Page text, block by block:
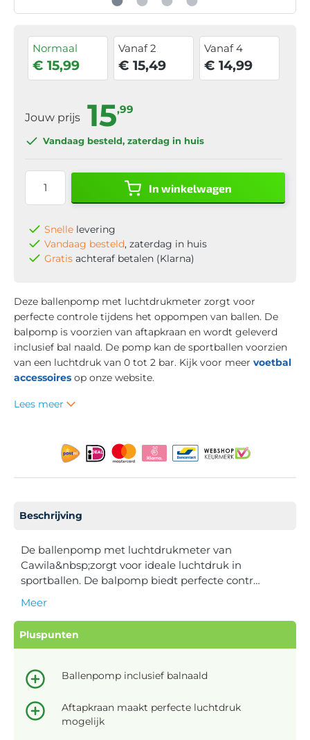
Normaal
€ 15,99
Vanaf 2
€ 15,49
Vanaf 4
€ 14,99
Jouw prijs 15,99
Vandaag besteld, zaterdag in huis
In winkelwagen
Snelle levering
Vandaag besteld, zaterdag in huis
Gratis achteraf betalen (Klarna)
Deze ballenpomp met luchtdrukmeter zorgt voor
perfecte controle tijdens het oppompen van ballen. De
balpomp is voorzien van aftapkraan en wordt geleverd
inclusief bal naald. De pomp kan de sportballen voorzien
van een luchtdruk van 0 tot 2 bar. Kijk voor meer voetbal
accessoires op onze website.
Lees meer
Beschrijving
De ballenpomp met luchtdrukmeter van
Cawila&nbsp;zorgt voor ideale luchtdruk in
sportballen. De balpomp biedt perfecte contr…
Meer
Pluspunten
Ballenpomp inclusief balnaald
Aftapkraan maakt perfecte luchtdruk
mogelijk